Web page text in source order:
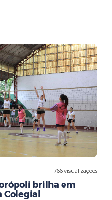
766 visualizações
brilha em
Colegial